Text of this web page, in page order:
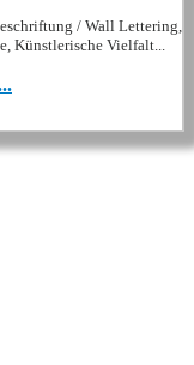
/ Wall Lettering,
Künstlerische Vielfalt...